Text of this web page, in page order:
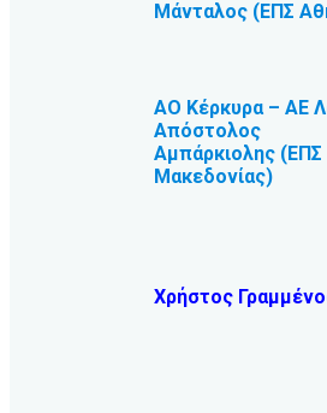
Μάνταλος (ΕΠΣ
ΑΟ Κέρκυρα – ΑΕ
Απόστολος
Αμπάρκιολης (ΕΠΣ
Μακεδονίας)
Χρήστος